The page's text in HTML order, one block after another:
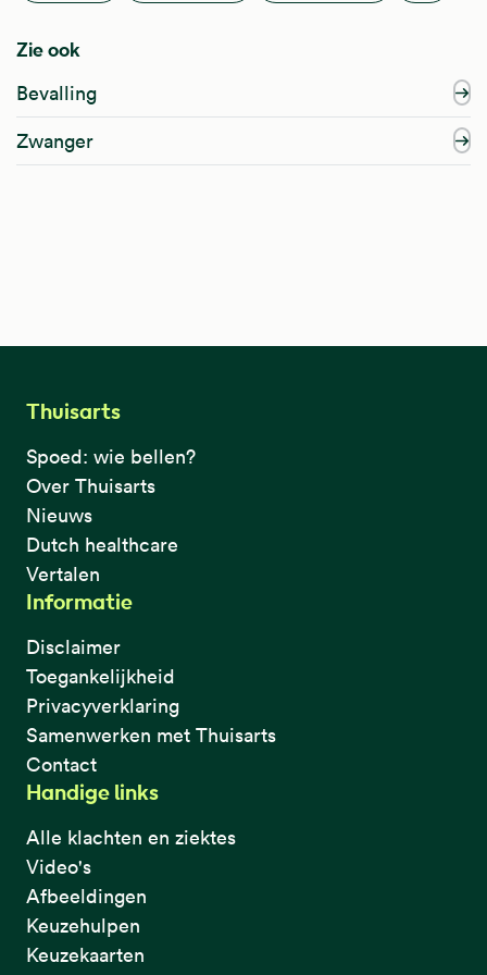
Zie ook
Bevalling
Zwanger
Thuisarts
Spoed: wie bellen?
Over Thuisarts
Nieuws
Dutch healthcare
Vertalen
Informatie
Disclaimer
Toegankelijkheid
Privacyverklaring
Samenwerken met Thuisarts
Contact
Handige links
Alle klachten en ziektes
Video's
Afbeeldingen
Keuzehulpen
Keuzekaarten